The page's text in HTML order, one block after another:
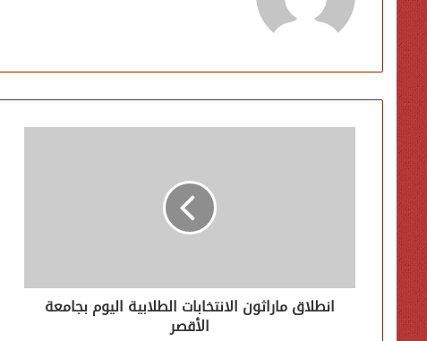
انطلاق ماراثون الانتخابات الطلابية اليوم بجامعة
الأقصر